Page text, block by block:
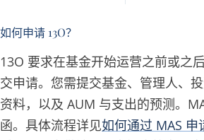
如何申请 13O？
13O 要求在基金开始运营之前或之
交申请。您需提交基金、管理人、
资料，以及 AUM 与支出的预测。
函。具体流程详见如何通过 MAS 申